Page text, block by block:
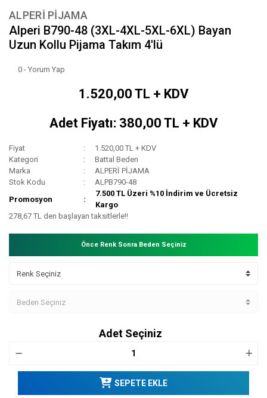
ALPERİ PİJAMA
Alperi B790-48 (3XL-4XL-5XL-6XL) Bayan
Uzun Kollu Pijama Takım 4'lü
0 - Yorum Yap
1.520,00 TL + KDV
Adet Fiyatı: 380,00 TL + KDV
Fiyat
1.520,00 TL + KDV
Kategori
Battal Beden
Marka
ALPERİ PİJAMA
Stok Kodu
ALPB790-48
Promosyon
7.500 TL Üzeri %10 İndirim ve Ücretsiz
Kargo
278,67 TL den başlayan taksitlerle!!
Önce Renk Sonra Beden Seçiniz
Adet Seçiniz
SEPETE EKLE